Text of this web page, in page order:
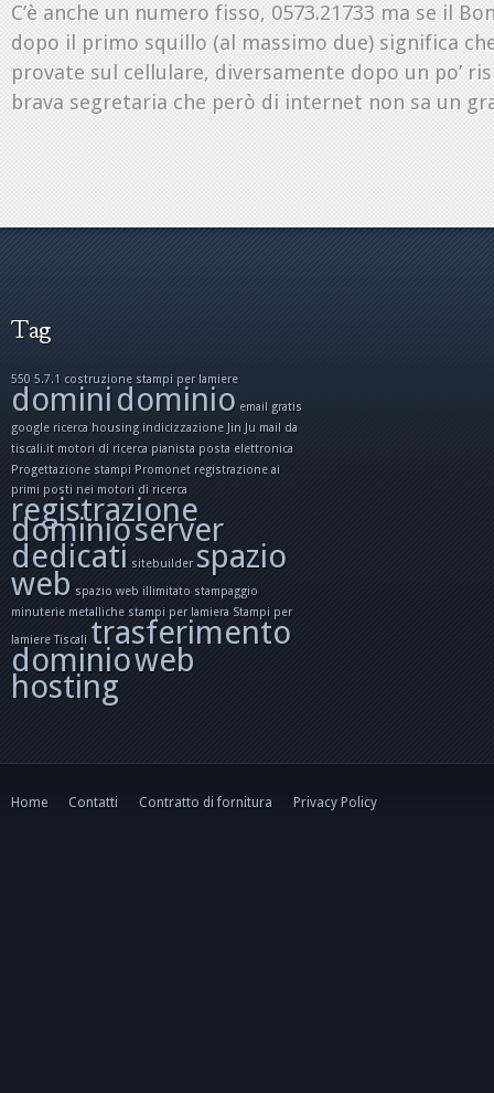
C’è anche un numero fisso, 0573.21733 ma se il
dopo il primo squillo (al massimo due) significa
provate sul cellulare, diversamente dopo un po’
brava segretaria che però di internet non sa un
Tag
550 5.7.1 costruzione stampi per lamiere
domini dominio email gratis
google ricerca housing indicizzazione Jin Ju mail da
tiscali.it motori di ricerca pianista posta elettronica
Progettazione stampi Promonet registrazione ai
primi posti nei motori di ricerca
registrazione
dominioserver
dedicati sitebuilder spazio
web spazio web illimitato stampaggio
minuterie metalliche stampi per lamiera Stampi per
lamiere Tiscali trasferimento
dominioweb
hosting
Home Contatti Contratto di fornitura Privacy Policy